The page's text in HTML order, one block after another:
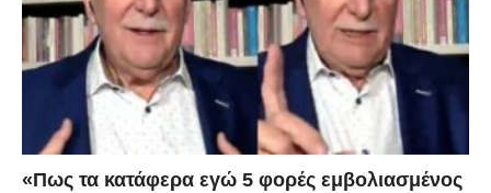
«Πως τα κατάφερα εγώ 5 φορές εμβoλιασμένος